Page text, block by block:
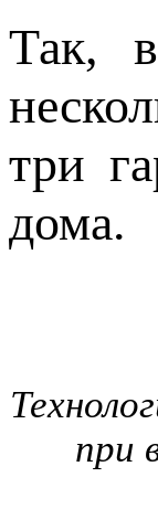
Так,
три
дома.
при